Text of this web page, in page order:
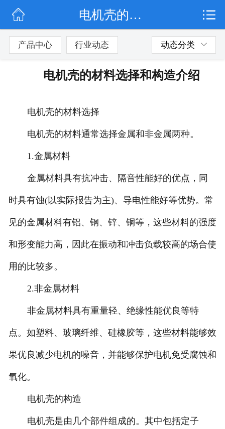
行业动态
电机壳的材料选择和构造介绍
产品中心 行业动态 动态分类
电机壳的材料选择和构造介绍
电机壳的材料选择
电机壳的材料通常选择金属和非金属两种。
1.金属材料
金属材料具有抗冲击、隔音性能好的优点，同
时具有蚀(以实际报告为主)、导电性能好等优势。常
见的金属材料有铝、钢、锌、铜等，这些材料的强度
和形变能力高，因此在振动和冲击负载较高的场合使
用的比较多。
2.非金属材料
非金属材料具有重量轻、绝缘性能优良等特
点。如塑料、玻璃纤维、硅橡胶等，这些材料能够效
果优良减少电机的噪音，并能够保护电机免受腐蚀和
氧化。
电机壳的构造
电机壳是由几个部件组成的。其中包括定子